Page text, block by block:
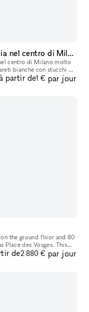
Uno spazio raffinato ricco di storia nel centro di Milano
centro di Milano molto
bianche con stucchi e
partir de1 € par jour
the ground floor and 80
Place des Vosges. This
in Paris
de2 880 € par jour